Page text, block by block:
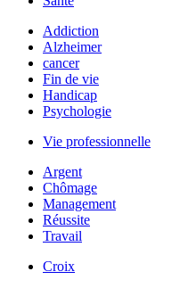
Addiction
Alzheimer
cancer
Fin de vie
Handicap
Psychologie
Vie professionnelle
Argent
Chômage
Management
Réussite
Travail
Croix